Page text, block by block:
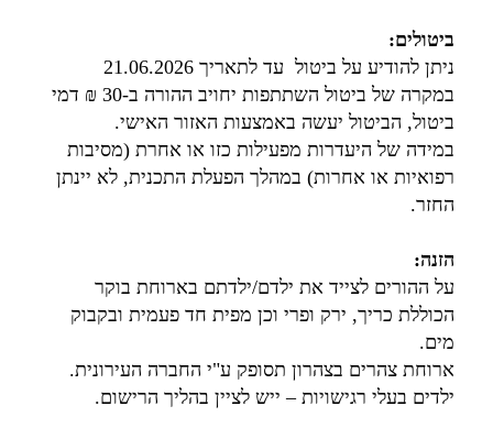
ביטולים:
ניתן להודיע על ביטול עד לתאריך 21.06.2026
במקרה של ביטול השתתפות יחויב ההורה ב-30 ₪ דמי
ביטול, הביטול יעשה באמצעות האזור האישי.
במידה של היעדרות מפעילות כזו או אחרת (מסיבות
רפואיות או אחרות) במהלך הפעלת התכנית, לא יינתן
החזר.
הזנה:
על ההורים לצייד את ילדם/ילדתם בארוחת בוקר
הכוללת כריך, ירק ופרי וכן מפית חד פעמית ובקבוק
מים.
ארוחת צהרים בצהרון תסופק ע"י החברה העירונית.
ילדים בעלי רגישויות – ייש לציין בהליך הרישום.